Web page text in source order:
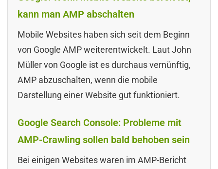
kann man AMP abschalten
Mobile Websites haben sich seit dem Beginn
von Google AMP weiterentwickelt. Laut John
Müller von Google ist es durchaus vernünftig,
AMP abzuschalten, wenn die mobile
Darstellung einer Website gut funktioniert.
Google Search Console: Probleme mit
AMP-Crawling sollen bald behoben sein
Bei einigen Websites waren im AMP-Bericht